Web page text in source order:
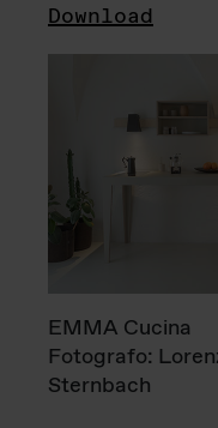
Download
EMMA Cucina
Fotografo:
Sternbach